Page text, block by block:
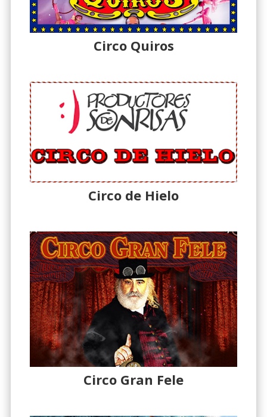
Circo Quiros
Circo de Hielo
Circo Gran Fele